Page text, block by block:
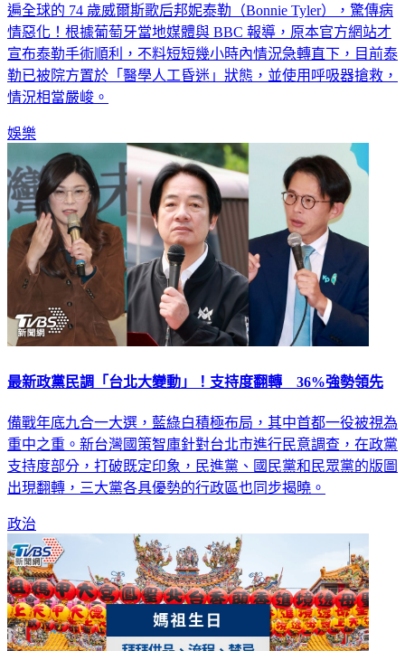
遍全球的 74 歲威爾斯歌后邦妮泰勒（Bonnie Tyler），驚傳病
情惡化！根據葡萄牙當地媒體與 BBC 報導，原本官方網站才
宣布泰勒手術順利，不料短短幾小時內情況急轉直下，目前泰
勒已被院方置於「醫學人工昏迷」狀態，並使用呼吸器搶救，
情況相當嚴峻。
娛樂
最新政黨民調「台北大變動」！支持度翻轉 36%強勢領先
備戰年底九合一大選，藍綠白積極布局，其中首都一役被視為
重中之重。新台灣國策智庫針對台北市進行民意調查，在政黨
支持度部分，打破既定印象，民進黨、國民黨和民眾黨的版圖
出現翻轉，三大黨各具優勢的行政區也同步揭曉。
政治